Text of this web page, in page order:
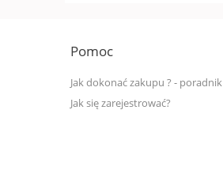
Pomoc
Jak dokonać zakupu ? - poradnik
Jak się zarejestrować?